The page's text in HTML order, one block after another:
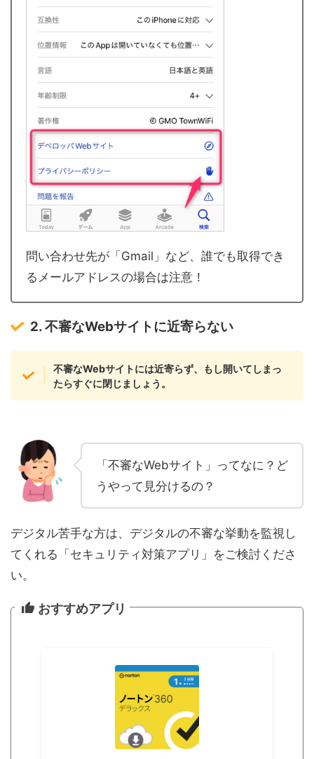
問い合わせ先が「Gmail」など、誰でも取得でき
るメールアドレスの場合は注意！
2. 不審なWebサイトに近寄らない
不審なWebサイトには近寄らず、もし開いてしまっ
たらすぐに閉じましょう。
「不審なWebサイト」ってなに？ど
うやって見分けるの？
デジタル苦手な方は、デジタルの不審な挙動を監視し
てくれる「セキュリティ対策アプリ」をご検討くださ
い。
おすすめアプリ